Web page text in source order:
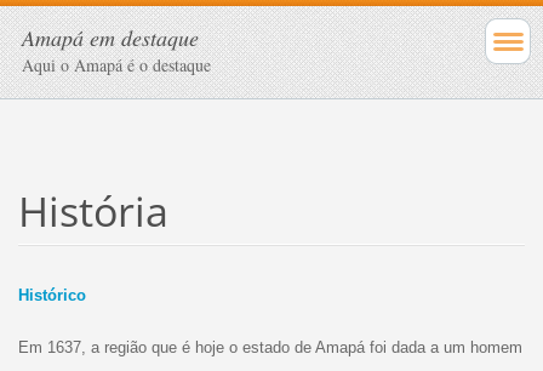
Amapá em destaque
Aqui o Amapá é o destaque
História
Histórico
Em 1637, a região que é hoje o estado de Amapá foi dada a um homem